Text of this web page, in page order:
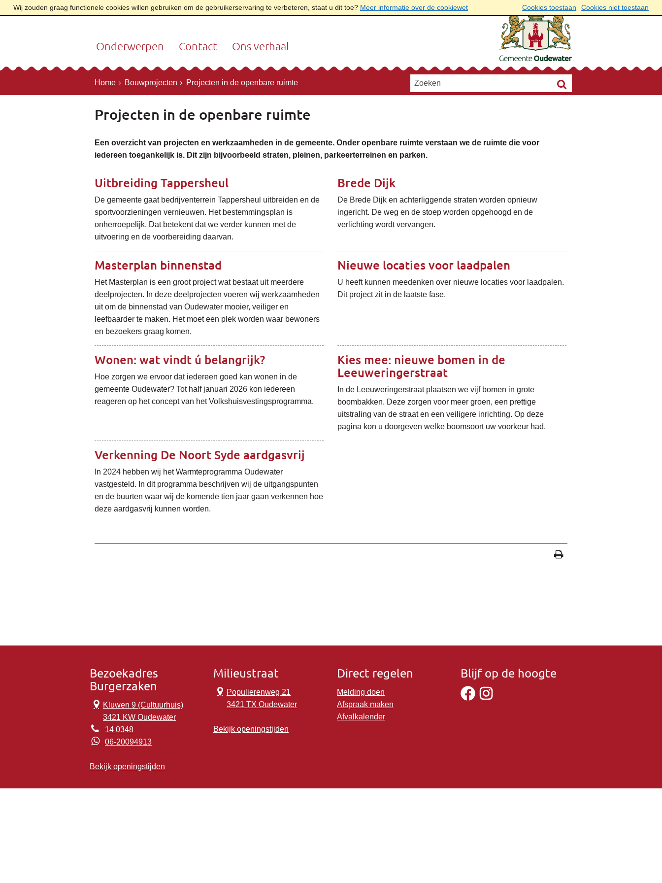
Wij zouden graag functionele cookies willen gebruiken om de gebruikerservaring te verbeteren, staat u dit toe? Meer informatie over de cookiewet Cookies toestaan Cookies niet toestaan
Onderwerpen Contact Ons verhaal
Home Bouwprojecten Projecten in de openbare ruimte
Projecten in de openbare ruimte
Een overzicht van projecten en werkzaamheden in de gemeente. Onder openbare ruimte verstaan we de ruimte die voor
iedereen toegankelijk is. Dit zijn bijvoorbeeld straten, pleinen, parkeerterreinen en parken.
Uitbreiding Tappersheul
De gemeente gaat bedrijventerrein Tappersheul uitbreiden en de
sportvoorzieningen vernieuwen. Het bestemmingsplan is
onherroepelijk. Dat betekent dat we verder kunnen met de
uitvoering en de voorbereiding daarvan.
Brede Dijk
De Brede Dijk en achterliggende straten worden opnieuw
ingericht. De weg en de stoep worden opgehoogd en de
verlichting wordt vervangen.
Masterplan binnenstad
Het Masterplan is een groot project wat bestaat uit meerdere
deelprojecten. In deze deelprojecten voeren wij werkzaamheden
uit om de binnenstad van Oudewater mooier, veiliger en
leefbaarder te maken. Het moet een plek worden waar bewoners
en bezoekers graag komen.
Nieuwe locaties voor laadpalen
U heeft kunnen meedenken over nieuwe locaties voor laadpalen.
Dit project zit in de laatste fase.
Wonen: wat vindt ú belangrijk?
Hoe zorgen we ervoor dat iedereen goed kan wonen in de
gemeente Oudewater? Tot half januari 2026 kon iedereen
reageren op het concept van het Volkshuisvestingsprogramma.
Kies mee: nieuwe bomen in de
Leeuweringerstraat
In de Leeuweringerstraat plaatsen we vijf bomen in grote
boombakken. Deze zorgen voor meer groen, een prettige
uitstraling van de straat en een veiligere inrichting. Op deze
pagina kon u doorgeven welke boomsoort uw voorkeur had.
Verkenning De Noort Syde aardgasvrij
In 2024 hebben wij het Warmteprogramma Oudewater
vastgesteld. In dit programma beschrijven wij de uitgangspunten
en de buurten waar wij de komende tien jaar gaan verkennen hoe
deze aardgasvrij kunnen worden.
Bezoekadres
Burgerzaken
Kluwen 9 (Cultuurhuis)
3421 KW Oudewater
14 0348
06-20094913
Bekijk openingstijden
Milieustraat
Populierenweg 21
3421 TX Oudewater
Bekijk openingstijden
Direct regelen
Melding doen
Afspraak maken
Afvalkalender
Blijf op de hoogte